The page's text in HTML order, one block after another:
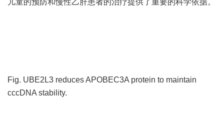
儿童的预防和慢性乙肝患者的治疗提供了重要的科学依据。
Fig. UBE2L3 reduces APOBEC3A protein to maintain
cccDNA stability.